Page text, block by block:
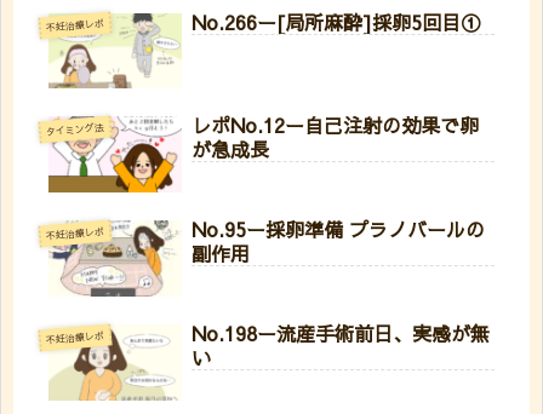
不妊治療レポ No.266ー[局所麻酔]採卵5回目①
タイミング法
レポNo.12ー自己注射の効果で卵
が急成長
不妊治療レポ
No.95ー採卵準備 プラノバールの
副作用
不妊治療レポ
No.198ー流産手術前日、実感が無
い